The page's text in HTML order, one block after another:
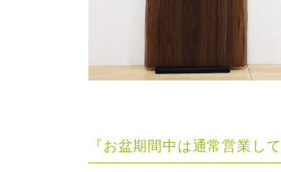
『お盆期間中は通常営業し